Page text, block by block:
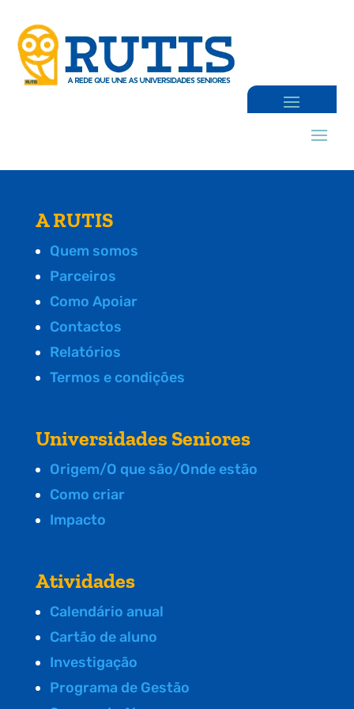
A RUTIS
Quem somos
Parceiros
Como Apoiar
Contactos
Relatórios
Termos e condições
Universidades Seniores
Origem/O que são/Onde estão
Como criar
Impacto
Atividades
Calendário anual
Cartão de aluno
Investigação
Programa de Gestão